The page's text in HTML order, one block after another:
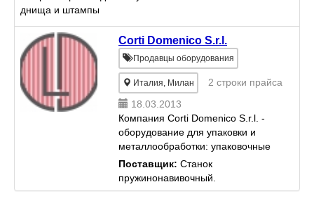
днища и штампы
Corti Domenico S.r.l.
Продавцы оборудования
Италия, Милан
2 строки прайса
18.03.2013
Компания Corti Domenico S.r.l. -
оборудование для упаковки и
металлообработки: упаковочные
линии и машины,
пружинонавивочные станки,
станки для контроля качества и
Поставщик: Станок
пружинонавивочный.